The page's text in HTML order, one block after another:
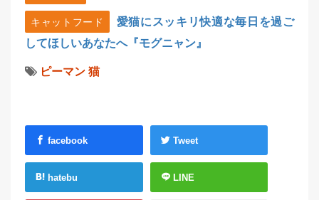
キャットフード
愛猫にスッキリ快適な毎日を過ご
してほしいあなたへ『モグニャン』
ピーマン 猫
facebook Tweet
hatebu LINE